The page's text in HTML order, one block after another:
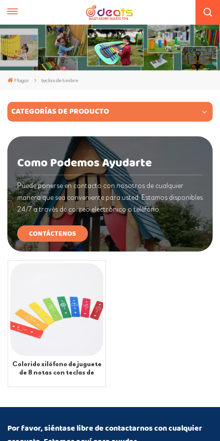
Hogar teclas de timbre
CATEGORÍAS DE PRODUCTO
Como Podemos Ayudarte
Puede ponerse en contacto con nosotros de cualquier
manera que sea conveniente para usted. Estamos disponibles
24/7 a través de correo electrónico o teléfono.
CONTÁCTENOS
Colorido xilófono de juguete
de 8 notas con teclas de
Por favor, siéntase libre de contactarnos con cualquier